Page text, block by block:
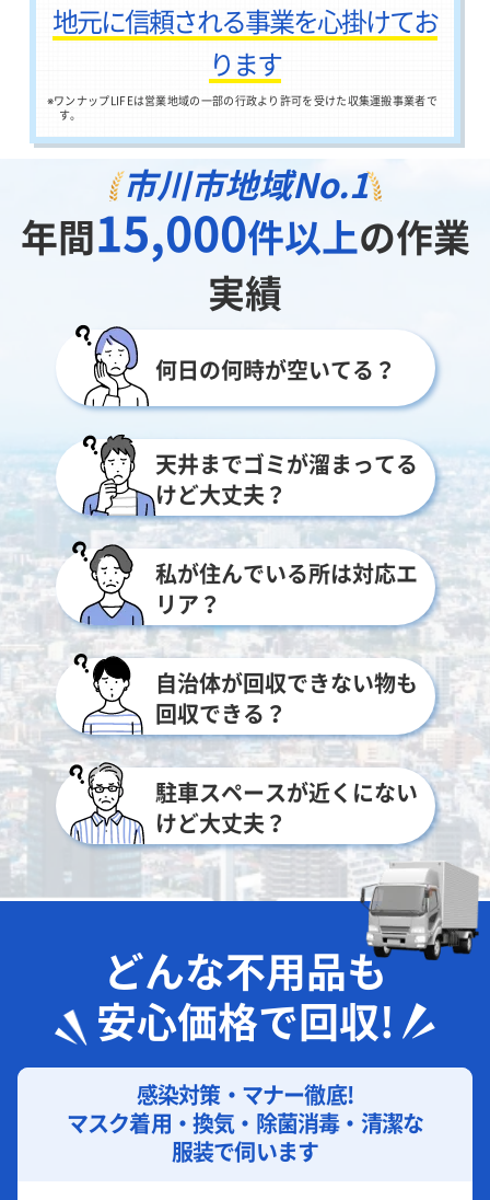
地元に信頼される事業を心掛けてお
ります
※ワンナップLIFEは営業地域の一部の行政より許可を受けた収集運搬事業者で
す。
市川市地域No.1
年間15,000件以上の作業
実績
何日の何時が空いてる？
天井までゴミが溜まってる
けど大丈夫？
私が住んでいる所は対応エ
リア？
自治体が回収できない物も
回収できる？
駐車スペースが近くにない
けど大丈夫？
どんな不用品も
安心価格で回収!
感染対策・マナー徹底!
マスク着用・換気・除菌消毒・清潔な
服装で伺います